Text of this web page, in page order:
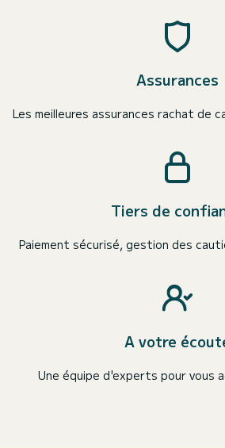
Assurances
Les meilleures assurances rachat de
Tiers de
Paiement sécurisé, gestion des
A votre
Une équipe d'experts pour vous